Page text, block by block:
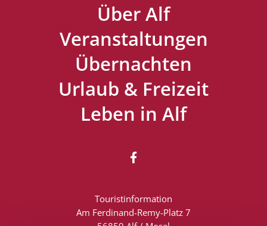
Über Alf
Veranstaltungen
Übernachten
Urlaub & Freizeit
Leben in Alf

Touristinformation
Am Ferdinand-Remy-Platz 7